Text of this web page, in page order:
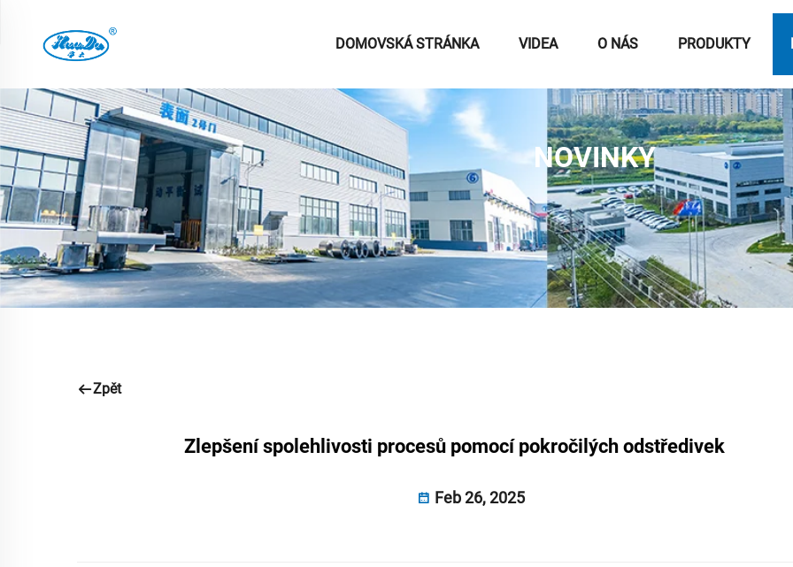
DOMOVSKÁ STRÁNKA VIDEA O NÁS PRODUKTY
NOVINKY
Zpět
Zlepšení spolehlivosti procesů pomocí pokročilých odstředivek
Feb 26, 2025